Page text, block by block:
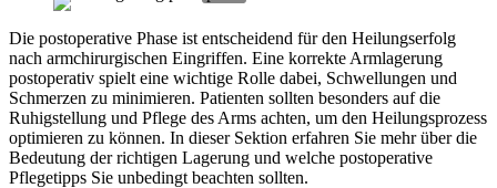
Die postoperative Phase ist entscheidend für den Heilungserfolg
nach armchirurgischen Eingriffen. Eine korrekte Armlagerung
postoperativ spielt eine wichtige Rolle dabei, Schwellungen und
Schmerzen zu minimieren. Patienten sollten besonders auf die
Ruhigstellung und Pflege des Arms achten, um den Heilungsprozess
optimieren zu können. In dieser Sektion erfahren Sie mehr über die
Bedeutung der richtigen Lagerung und welche postoperative
Pflegetipps Sie unbedingt beachten sollten.